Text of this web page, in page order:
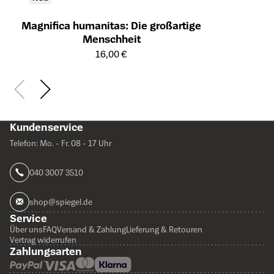
Magnifica humanitas: Die großartige
Menschheit
Öffnet die Detailseite des Produkts
16,00 €
Kundenservice
Telefon: Mo. - Fr. 08 - 17 Uhr
040 3007 3510
shop@spiegel.de
Service
Über unsFAQVersand & ZahlungLieferung & Retouren
Vertrag widerrufen
Zahlungsarten